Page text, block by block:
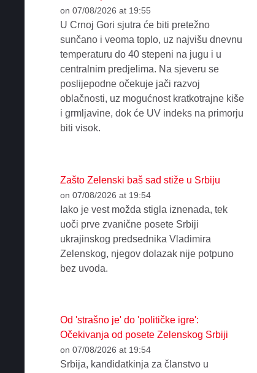
on 07/08/2026 at 19:55
U Crnoj Gori sjutra će biti pretežno
sunčano i veoma toplo, uz najvišu dnevnu
temperaturu do 40 stepeni na jugu i u
centralnim predjelima. Na sjeveru se
poslijepodne očekuje jači razvoj
oblačnosti, uz mogućnost kratkotrajne kiše
i grmljavine, dok će UV indeks na primorju
biti visok.
Zašto Zelenski baš sad stiže u Srbiju
on 07/08/2026 at 19:54
Iako je vest možda stigla iznenada, tek
uoči prve zvanične posete Srbiji
ukrajinskog predsednika Vladimira
Zelenskog, njegov dolazak nije potpuno
bez uvoda.
Od 'strašno je' do 'političke igre':
Očekivanja od posete Zelenskog Srbiji
on 07/08/2026 at 19:54
Srbija, kandidatkinja za članstvo u